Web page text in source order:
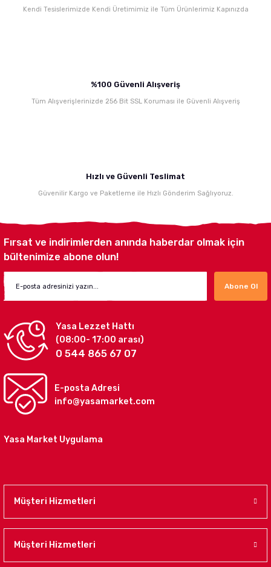
Kendi Tesislerimizde Kendi Üretimimiz ile Tüm Ürünlerimiz Kapınızda
%100 Güvenli Alışveriş
Tüm Alışverişlerinizde 256 Bit SSL Koruması ile Güvenli Alışveriş
Hızlı ve Güvenli Teslimat
Güvenilir Kargo ve Paketleme ile Hızlı Gönderim Sağlıyoruz.
Fırsat ve indirimlerden anında haberdar olmak için
bültenimize abone olun!
Abone Ol
Yasa Lezzet Hattı
(08:00- 17:00 arası)
0 544 865 67 07
E-posta Adresi
info@yasamarket.com
Müşteri Hizmetleri
Müşteri Hizmetleri
Yasa Market Uygulama